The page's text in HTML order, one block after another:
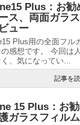
Plus：お勧
ス、両面ガラ
ュー
Plus用の全面フル
感想です。 今回は
、気になってい...
記事を
15 Plus：お
ガラスフィル